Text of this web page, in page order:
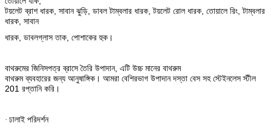
টয়লেট ব্রাশ ধারক, সাবান ঝুড়ি, ডাবল টাম্বলার ধারক, টয়লেট রোল ধারক, তোয়ালে রিং, টাম্বলার
ধারক, সাবান
ধারক, ডাবলগ্লাস তাক, পোশাকের হুক।
বাথরুমের জিনিসপত্র ব্রাসে তৈরি উপাদান, এটি উচ্চ মানের বাথরুম
বাথরুম ব্যবহারের জন্য আনুষাঙ্গিক। আমরা বেশিরভাগ উপাদান দস্তা বেস সহ স্টেইনলেস স্টীল
201 রপ্তানি করি।
· ঢালাই পরিদর্শন